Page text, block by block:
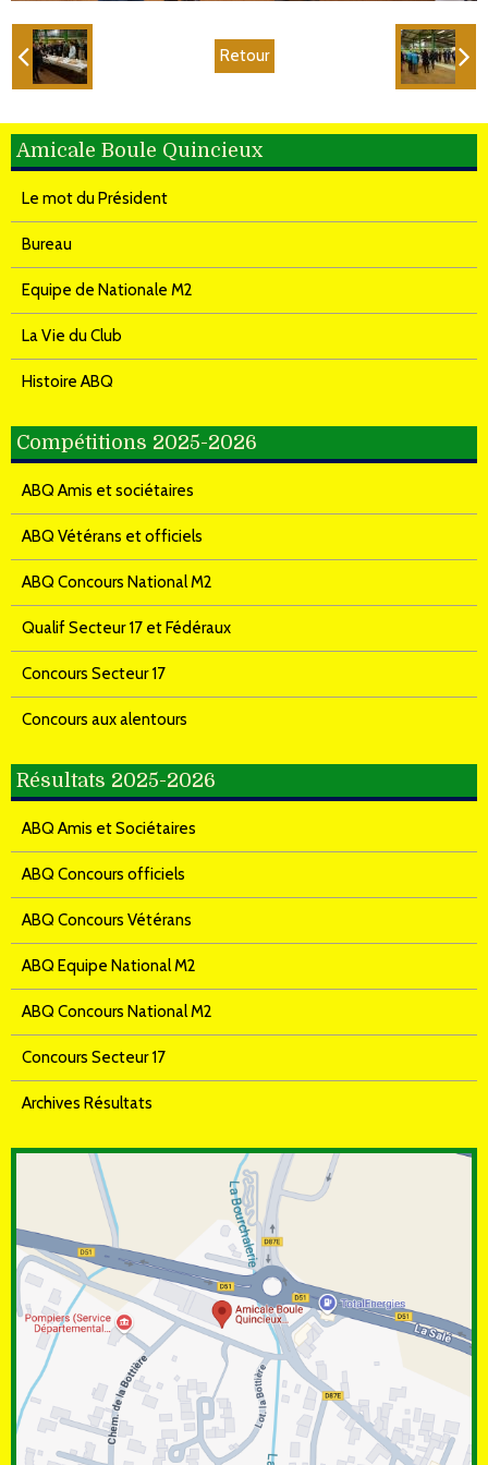
Retour
Amicale Boule Quincieux
Le mot du Président
Bureau
Equipe de Nationale M2
La Vie du Club
Histoire ABQ
Compétitions 2025-2026
ABQ Amis et sociétaires
ABQ Vétérans et officiels
ABQ Concours National M2
Qualif Secteur 17 et Fédéraux
Concours Secteur 17
Concours aux alentours
Résultats 2025-2026
ABQ Amis et Sociétaires
ABQ Concours officiels
ABQ Concours Vétérans
ABQ Equipe National M2
ABQ Concours National M2
Concours Secteur 17
Archives Résultats